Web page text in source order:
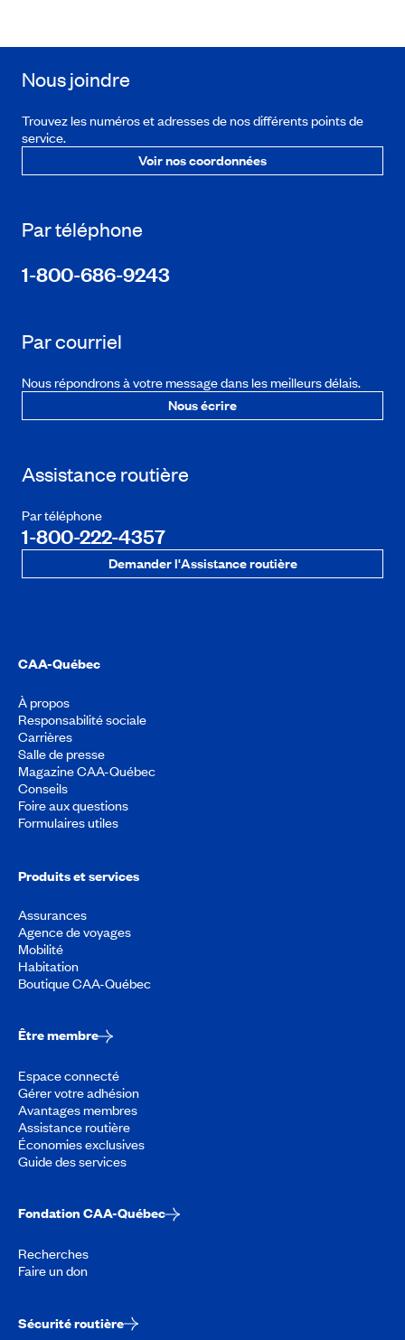
Nous joindre
Trouvez les numéros et adresses de nos différents points de
service.
Voir nos coordonnées
Par téléphone
1-800-686-9243
Par courriel
Nous répondrons à votre message dans les meilleurs délais.
Nous écrire
Assistance routière
Par téléphone
1-800-222-4357
Demander l'Assistance routière
CAA-Québec
À propos
Responsabilité sociale
Carrières
Salle de presse
Magazine CAA-Québec
Conseils
Foire aux questions
Formulaires utiles
Produits et services
Assurances
Agence de voyages
Mobilité
Habitation
Boutique CAA-Québec
Être membre
Espace connecté
Gérer votre adhésion
Avantages membres
Assistance routière
Économies exclusives
Guide des services
Fondation CAA-Québec
Recherches
Faire un don
Sécurité routière